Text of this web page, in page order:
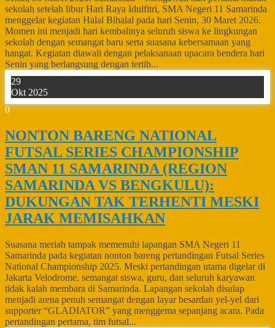
sekolah setelah libur Hari Raya Idulfitri, SMA Negeri 11 Samarinda
menggelar kegiatan Halal Bihalal pada hari Senin, 30 Maret 2026.
Momen ini menjadi hari kembalinya seluruh siswa ke lingkungan
sekolah dengan semangat baru serta suasana kebersamaan yang
hangat. Kegiatan diawali dengan pelaksanaan upacara bendera hari
Senin yang berlangsung dengan tertib...
29
Okt 2025
0
NONTON BARENG NATIONAL
FUTSAL SERIES CHAMPIONSHIP
SMAN 11 SAMARINDA (REGION
SAMARINDA VS BENGKULU):
DUKUNGAN TAK TERHENTI MESKI
JARAK MEMISAHKAN
Suasana meriah tampak memenuhi lapangan SMA Negeri 11
Samarinda pada kegiatan nonton bareng pertandingan Futsal Series
National Championship 2025. Meski pertandingan utama digelar di
Jakarta Velodrome, semangat siswa, guru, dan seluruh karyawan
tidak kalah membara di Samarinda. Lapangan sekolah disulap
menjadi arena penuh semangat dengan layar besardan yel-yel dari
supporter “GLADIATOR” yang menggema sepanjang acara. Pada
pertandingan pertama, tim futsal...